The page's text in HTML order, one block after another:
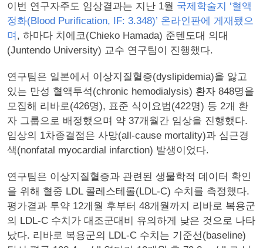
이번 연구자주도 임상결과는 지난 1월 국제학술지 ‘혈액
정화(Blood Purification, IF: 3.348)’ 온라인판에 게재됐으
며 , 하마다 치에코(Chieko Hamada) 준텐도대 의대
(Juntendo University) 교수 연구팀이 진행했다.
연구팀은 일본에서 이상지질혈증(dyslipidemia)을 앓고
있는 만성 혈액투석(chronic hemodialysis) 환자 848명을
모집해 리바로(426명), 표준 식이요법(422명) 등 2개 환
자 그룹으로 배정했으며 약 37개월간 임상을 진행했다.
임상의 1차종결점은 사망(all-cause mortality)과 심근경
색(nonfatal myocardial infarction) 발생이었다.
연구팀은 이상지질혈증과 관련된 생물학적 데이터 확인
을 위해 혈중 LDL 콜레스테롤(LDL-C) 수치를 측정했다.
평가결과 투약 12개월 후부터 48개월까지 리바로 복용군
의 LDL-C 수치가 대조군대비 유의하게 낮은 것으로 나타
났다. 리바로 복용군의 LDL-C 수치는 기준선(baseline)